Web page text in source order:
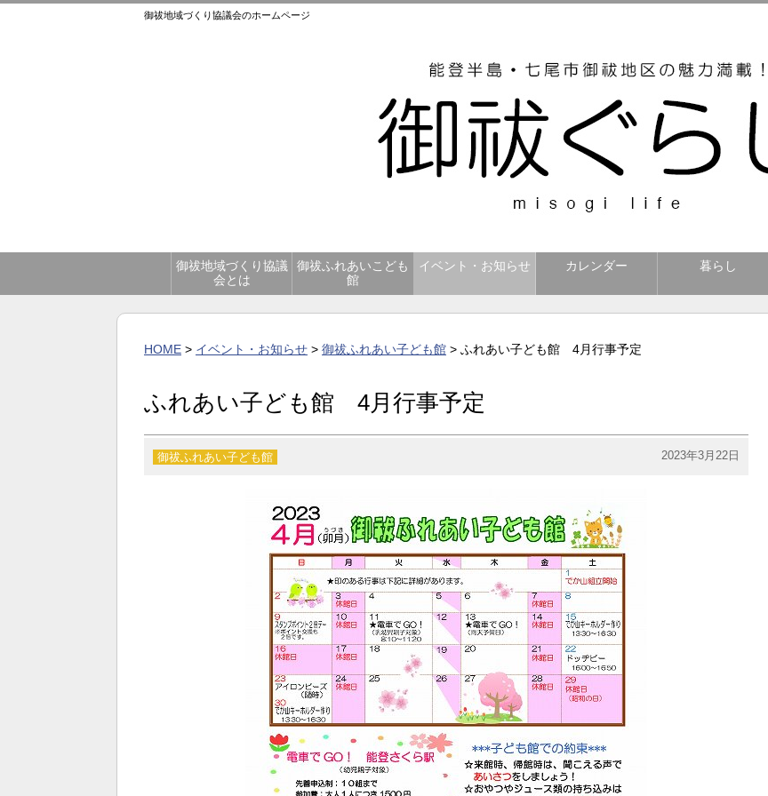
御祓地域づくり協議会のホームページ
御祓地域づくり協議
会とは
御祓ふれあいこども
館
イベント・お知らせ カレンダー 暮らし
HOME > イベント・お知らせ > 御祓ふれあい子ども館 > ふれあい子ども館 4月行事予定
ふれあい子ども館 4月行事予定
御祓ふれあい子ども館 2023年3月22日